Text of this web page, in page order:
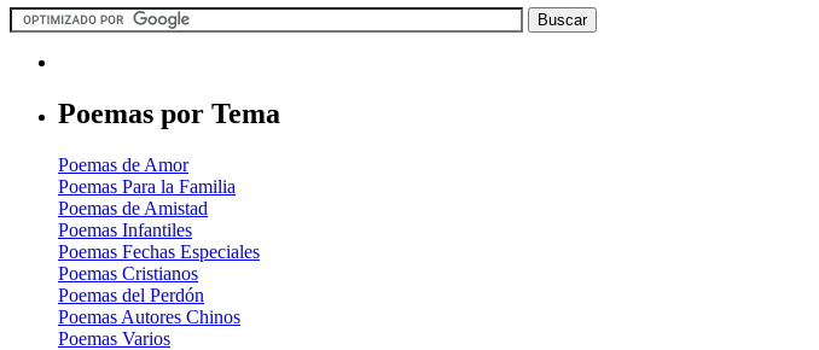
Poemas por Tema
Poemas de Amor
Poemas Para la Familia
Poemas de Amistad
Poemas Infantiles
Poemas Fechas Especiales
Poemas Cristianos
Poemas del Perdón
Poemas Autores Chinos
Poemas Varios